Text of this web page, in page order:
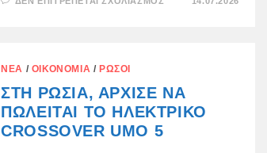
ΕΜΠΟΡΊΟΥ
ΡΩΣΊΑΣ
ΝΈΑ / ΟΙΚΟΝΟΜΊΑ / ΡΏΣΟΙ
ΣΤΗ ΡΩΣΊΑ, ΆΡΧΙΣΕ ΝΑ
ΠΩΛΕΊΤΑΙ ΤΟ ΗΛΕΚΤΡΙΚΌ
CROSSOVER UMO 5